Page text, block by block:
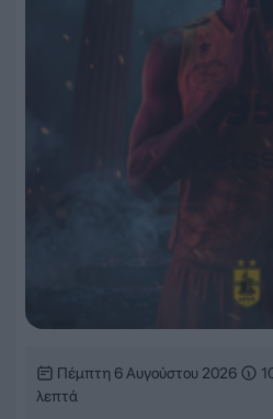
Πέμπτη 6 Αυγούστου 2026
λεπτά